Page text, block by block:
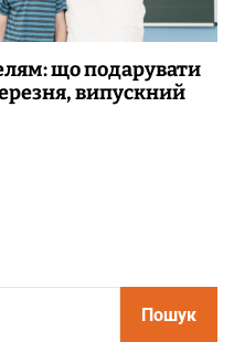
що подарувати
випускний
Пошук